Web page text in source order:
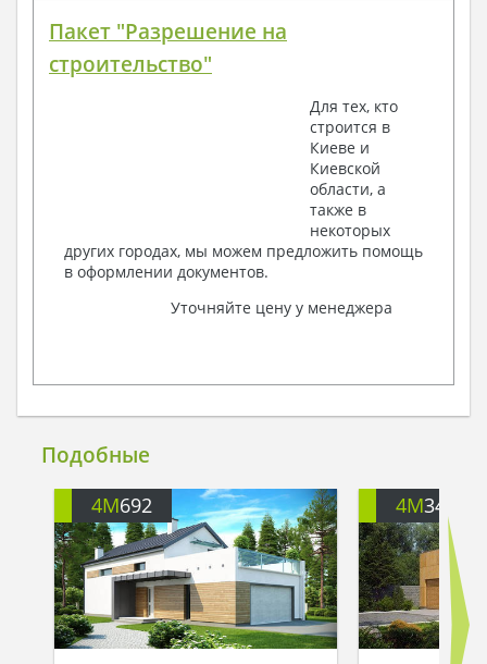
Пакет "Разрешение на
строительство"
Для тех, кто
строится в
Киеве и
Киевской
области, а
также в
некоторых
других городах, мы можем предложить помощь
в оформлении документов.
Уточняйте цену у менеджера
Подобные
4M692 4M344